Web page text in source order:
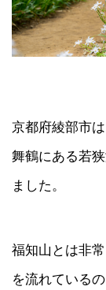
京都府綾部市
舞鶴にある若
ました。
福知山とは非
を流れている